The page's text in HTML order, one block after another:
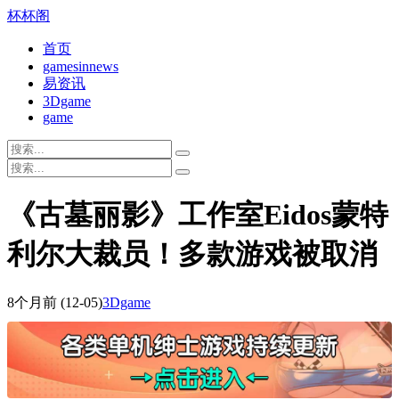
杯杯阁
首页
gamesinnews
易资讯
3Dgame
game
《古墓丽影》工作室Eidos蒙特
利尔大裁员！多款游戏被取消
8个月前 (12-05)3Dgame